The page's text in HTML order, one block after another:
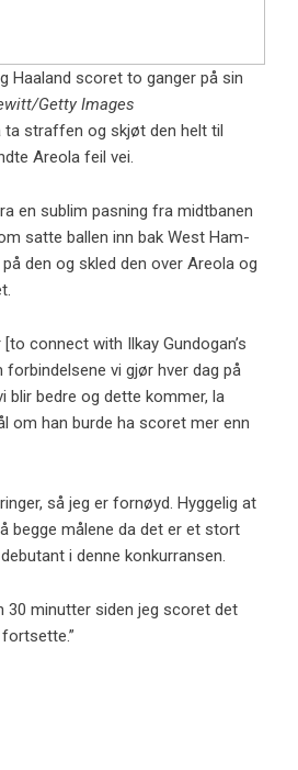
Haaland scoret to ganger på sin
Getty Images
ta straffen og skjøt den helt til
Areola feil vei.
en sublim pasning fra midtbanen
satte ballen inn bak West Ham-
den og skled den over Areola og
connect with Ilkay Gundogan’s
vi gjør hver dag på
blir bedre og dette kommer, la
om han burde ha scoret mer enn
så jeg er fornøyd. Hyggelig at
begge målene da det er et stort
i denne konkurransen.
30 minutter siden jeg scoret det